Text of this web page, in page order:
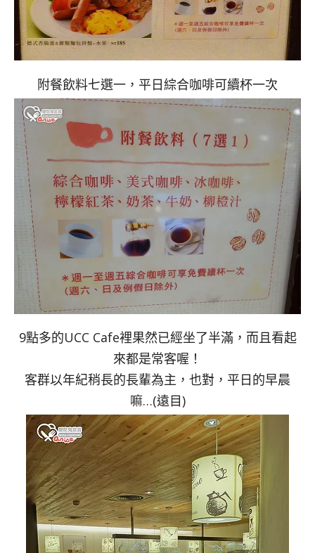
附餐飲料七選一，平日綜合咖啡可續杯一次
9點多的UCC Cafe裡果然已經坐了半滿，而且看起
來都是常客喔！
客群以年紀稍長的長輩為主，也對，平日的早晨
嘛…(遠目)